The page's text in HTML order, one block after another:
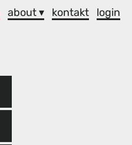
about ▾ kontakt login